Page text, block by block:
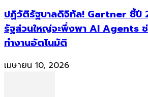
ปฏิวัติรัฐบาลดิจิทัล! Gartner ชี้ปี
รัฐส่วนใหญ่จะพึ่งพา AI Agents
ทำงานอัตโนมัติ
เมษายน 10, 2026